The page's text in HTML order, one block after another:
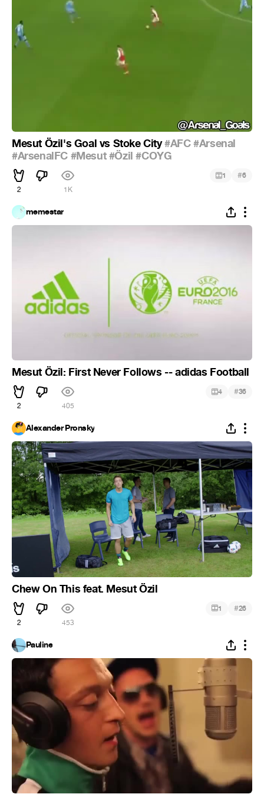
Mesut Özil's Goal vs Stoke City#AFC#Arsenal
#ArsenalFC #Mesut#Özil #COYG
2 1K
1 #6
memestar
Mesut Özil: First Never Follows -- adidas Football
2 405
4 #36
Alexander Pronsky
Chew On This feat. Mesut Özil
2 453
1 #26
Pauline